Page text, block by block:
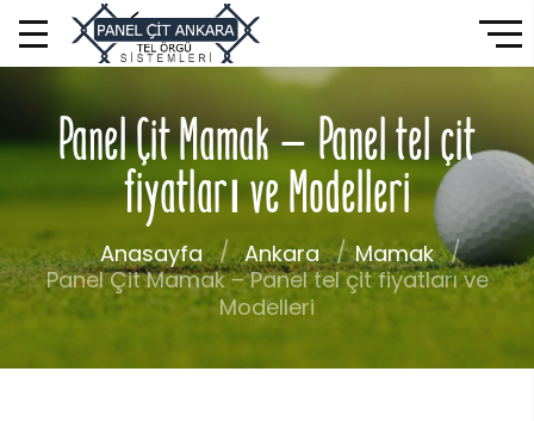
Panel Çit Mamak – Panel tel çit
fiyatları ve Modelleri
Anasayfa Ankara
Mamak
Panel Çit Mamak – Panel tel çit fiyatları ve
Modelleri